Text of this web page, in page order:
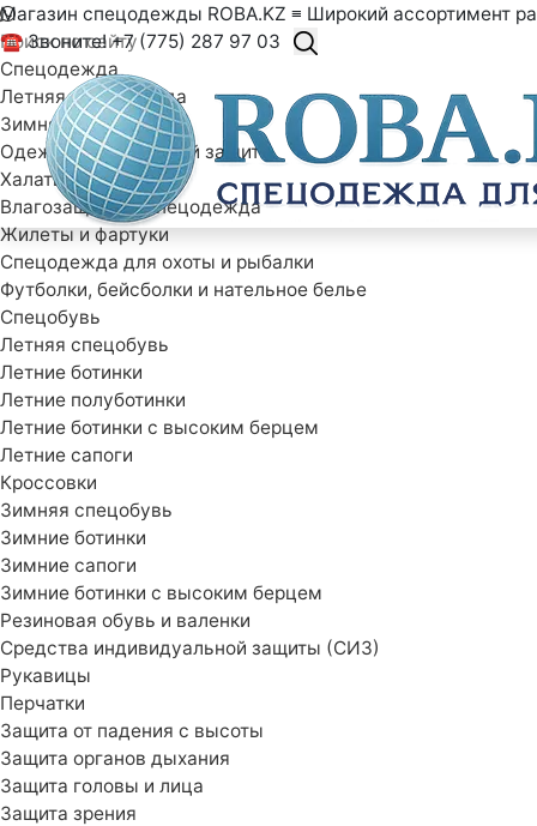
Магазин спецодежды ROBA.KZ ≡ Широкий
☎ Звоните! +7 (775) 287 97 03
Спецодежда
Летняя спецодежда
Зимняя спецодежда
Одежда специальной защиты
Халаты рабочие
Влагозащитная спецодежда
Жилеты и фартуки
Спецодежда для охоты и рыбалки
Футболки, бейсболки и нательное белье
Спецобувь
Летняя спецобувь
Летние ботинки
Летние полуботинки
Летние ботинки с высоким берцем
Летние сапоги
Кроссовки
Зимняя спецобувь
Зимние ботинки
Зимние сапоги
Зимние ботинки с высоким берцем
Резиновая обувь и валенки
Средства индивидуальной защиты (СИЗ)
Рукавицы
Перчатки
Защита от падения с высоты
Защита органов дыхания
Защита головы и лица
Защита зрения